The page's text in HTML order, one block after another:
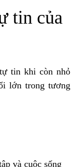
tin của
tin khi còn nhỏ
lớn trong tương
và cuộc sống